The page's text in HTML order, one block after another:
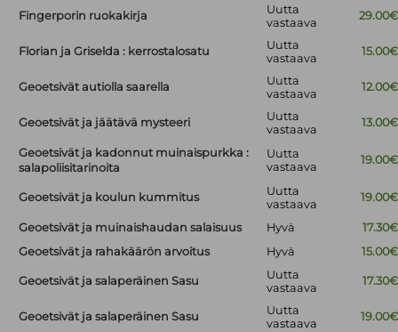
Fingerporin ruokakirja
Uutta
vastaava
29.00€
Florian ja Griselda : kerrostalosatu
Uutta
vastaava
15.00€
Geoetsivät autiolla saarella
Uutta
vastaava
12.00€
Geoetsivät ja jäätävä mysteeri
Uutta
vastaava
13.00€
Geoetsivät ja kadonnut muinaispurkka :
salapoliisitarinoita
Uutta
vastaava
19.00€
Geoetsivät ja koulun kummitus
Uutta
vastaava
19.00€
Geoetsivät ja muinaishaudan salaisuus Hyvä
17.30€
Geoetsivät ja rahakäärön arvoitus
Hyvä 15.00€
Geoetsivät ja salaperäinen Sasu
Uutta
vastaava
17.30€
Geoetsivät ja salaperäinen Sasu
Uutta
vastaava
19.00€